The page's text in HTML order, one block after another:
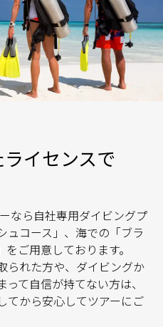
イセンスで
なら自社専用ダイビングプ
ュコース」、海での「ブラ
ご用意しております。
られた方や、ダイビングか
て自信が持てない方は、
てから安心してツアーにご